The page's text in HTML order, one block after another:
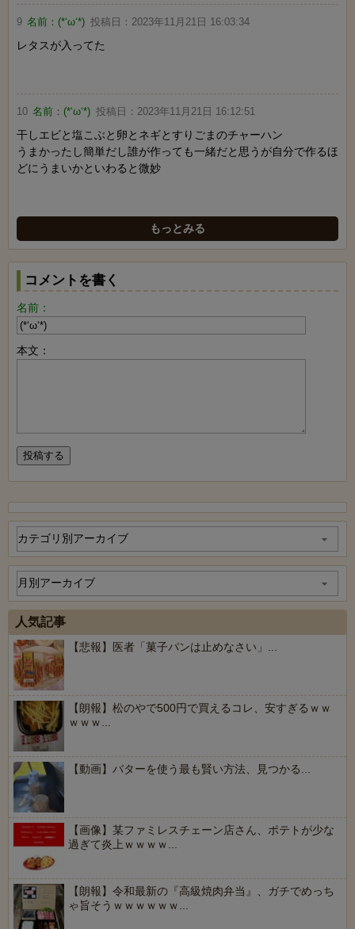
9 名前： (*‘ω‘*) 投稿日： 2023年11月21日 16:03:34
レタスが入ってた
10 名前： (*‘ω‘*) 投稿日： 2023年11月21日 16:12:51
干しエビと塩こぶと卵とネギとすりごまのチャーハン
うまかったし簡単だし誰が作っても一緒だと思うが自分で作るほ
どにうまいかといわると微妙
もっとみる
コメントを書く
名前：
本文：
人気記事
【悲報】医者「菓子パンは止めなさい」...
【朗報】松のやで500円で買えるコレ、安すぎるｗｗ
ｗｗｗ...
【動画】バターを使う最も賢い方法、見つかる...
【画像】某ファミレスチェーン店さん、ポテトが少な
過ぎて炎上ｗｗｗｗ...
【朗報】令和最新の『高級焼肉弁当』、ガチでめっち
ゃ旨そうｗｗｗｗｗｗ...